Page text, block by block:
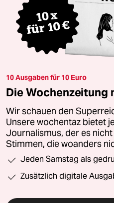
10 Ausgaben für 10 Euro
Die Wochenzeitung
Wir schauen den
Unsere wochentaz bietet
Journalismus, der es
Stimmen, die woanders
Jeden Samstag als
Zusätzlich digitale